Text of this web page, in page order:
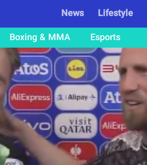
News Lifestyle
Boxing & MMA Esports